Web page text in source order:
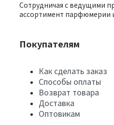
Сотрудничая с ведущими
ассортимент парфюмерии
Покупателям
Как сделать заказ
Способы оплаты
Возврат товара
Доставка
Оптовикам